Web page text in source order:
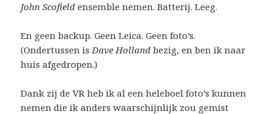
John Scofield ensemble nemen. Batterij. Leeg.
En geen backup. Geen Leica. Geen foto’s.
(Ondertussen isDave Holland bezig, en ben ik naar
huis afgedropen.)
Dank zij de VR heb ik al een heleboel foto’s kunnen
nemen die ik anders waarschijnlijk zou gemist